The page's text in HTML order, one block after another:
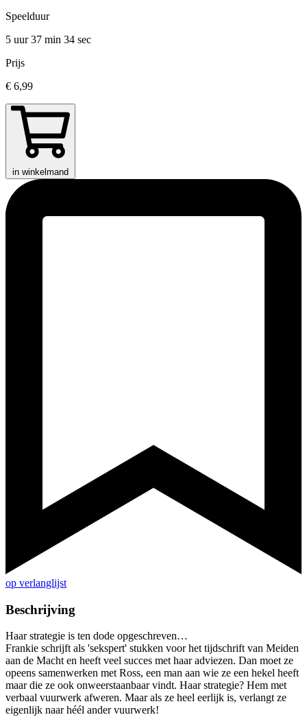
Speelduur
5 uur 37 min 34 sec
Prijs
€ 6,99
in winkelmand
op verlanglijst
Beschrijving
Haar strategie is ten dode opgeschreven…
Frankie schrijft als 'sekspert' stukken voor het tijdschrift van Meiden
aan de Macht en heeft veel succes met haar adviezen. Dan moet ze
opeens samenwerken met Ross, een man aan wie ze een hekel heeft
maar die ze ook onweerstaanbaar vindt. Haar strategie? Hem met
verbaal vuurwerk afweren. Maar als ze heel eerlijk is, verlangt ze
eigenlijk naar héél ander vuurwerk!